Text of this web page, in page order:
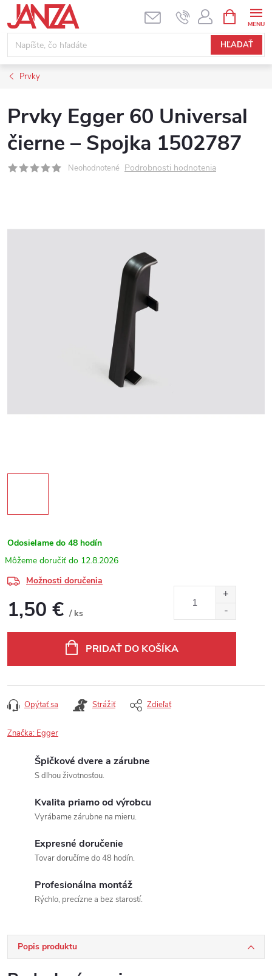
Prejsť na obsah
HĽADAŤ
Prvky
Prvky Egger 60 Universal
čierne – Spojka 1502787
Neohodnotené Podrobnosti hodnotenia
Odosielame do 48 hodín
12.8.2026
Možnosti doručenia
1,50 € / ks
PRIDAŤ DO KOŠÍKA
Opýtať sa Strážiť Zdieľať
Značka: Egger
Špičkové dvere a zárubne
S dlhou životnosťou.
Kvalita priamo od výrobcu
Vyrábame zárubne na mieru.
Expresné doručenie
Tovar doručíme do 48 hodín.
Profesionálna montáž
Rýchlo, precízne a bez starostí.
Popis produktu